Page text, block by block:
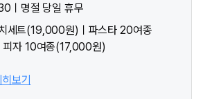
ㅣ명절 당일 휴무
세트(19,000원)ㅣ파스타 20여종
자 10여종(17,000원)
보기